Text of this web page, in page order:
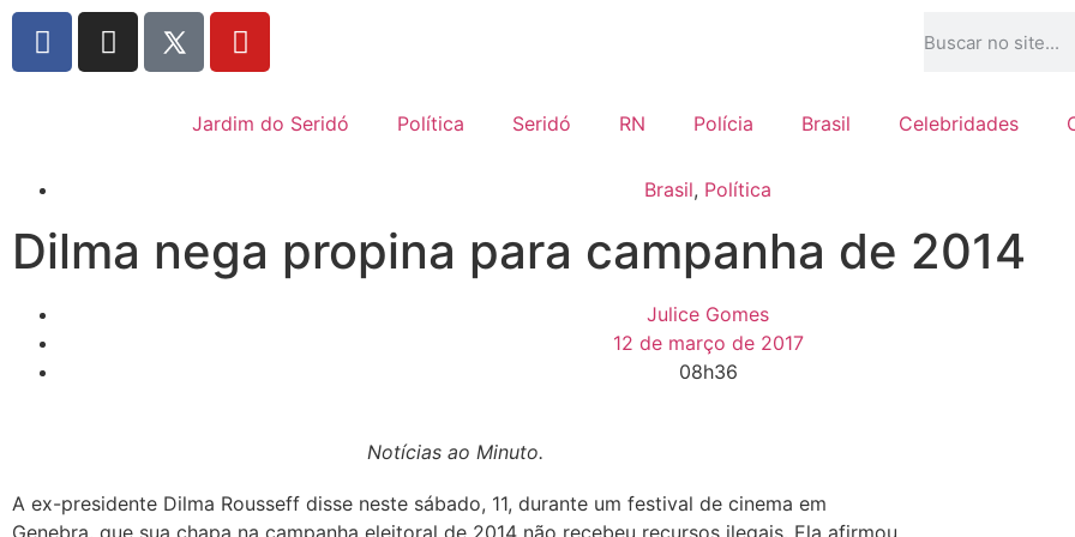
Jardim do Seridó Política Seridó RN Polícia Brasil Celebridades
Brasil, Política
Dilma nega propina para campanha de 2014
Julice Gomes
12 de março de 2017
08h36
Notícias ao Minuto.
A ex-presidente Dilma Rousseff disse neste sábado, 11, durante um festival de cinema em
Genebra, que sua chapa na campanha eleitoral de 2014 não recebeu recursos ilegais. Ela afirmou